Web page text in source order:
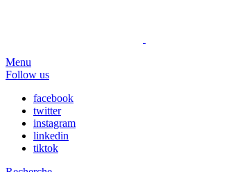
Menu
Follow us
facebook
twitter
instagram
linkedin
tiktok